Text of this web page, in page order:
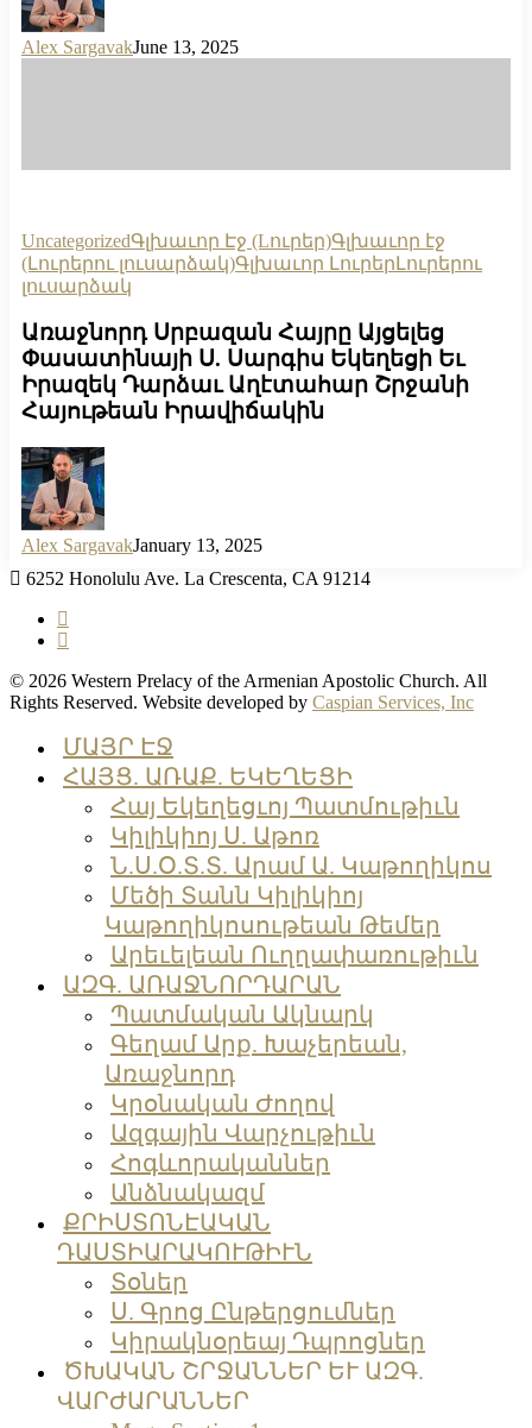
Alex SargavakJune 13, 2025
UncategorizedԳլխաւոր Էջ (Lուրեր)Գլխաւոր էջ
(Լուրերու լուսարձակ)Գլխաւոր ԼուրերԼուրերու
լուսարձակ
Առաջնորդ Սրբազան Հայրը Այցելեց
Փասատինայի Ս. Սարգիս Եկեղեցի Եւ
Իրազեկ Դարձաւ Աղէտահար Շրջանի
Հայութեան Իրավիճակին
Alex SargavakJanuary 13, 2025
6252 Honolulu Ave. La Crescenta, CA 91214
facebook
instagram
© 2026 Western Prelacy of the Armenian Apostolic Church. All
Rights Reserved. Website developed by Caspian Services, Inc
ՄԱՅՐ ԷՋ
ՀԱՅՑ. ԱՌԱՔ. ԵԿԵՂԵՑԻ
Հայ Եկեղեցւոյ Պատմութիւն
Կիլիկիոյ Ս. Աթոռ
Ն.Ս.Օ.Տ.Տ. Արամ Ա. Կաթողիկոս
Մեծի Տանն Կիլիկիոյ
Կաթողիկոսութեան Թեմեր
Արեւելեան Ուղղափառութիւն
ԱԶԳ. ԱՌԱՋՆՈՐԴԱՐԱՆ
Պատմական Ակնարկ
Գեղամ Արք. Խաչերեան,
Առաջնորդ
Կրօնական Ժողով
Ազգային Վարչութիւն
Հոգևորականներ
Անձնակազմ
ՔՐԻՍՏՈՆԷԱԿԱՆ
ԴԱՍՏԻԱՐԱԿՈՒԹԻՒՆ
Տօներ
Ս. Գրոց Ընթերցումներ
Կիրակնօրեայ Դպրոցներ
ԾԽԱԿԱՆ ՇՐՋԱՆՆԵՐ ԵՒ ԱԶԳ.
ՎԱՐԺԱՐԱՆՆԵՐ